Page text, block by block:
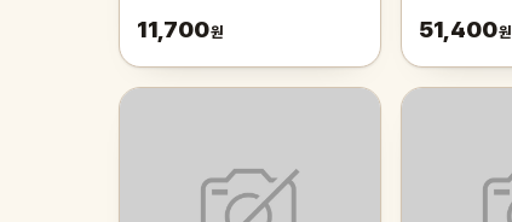
11,700원 51,400원